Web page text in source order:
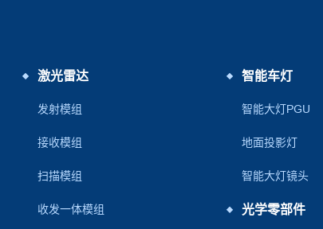
激光雷达
发射模组
接收模组
扫描模组
收发一体模组
智能车灯
智能大灯PGU
地面投影灯
智能大灯镜头
光学零部件